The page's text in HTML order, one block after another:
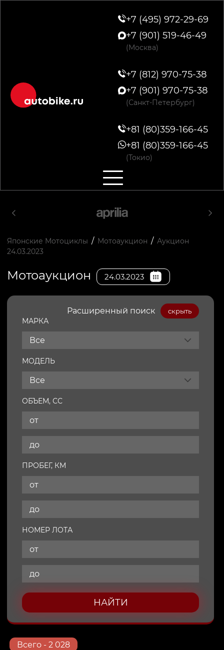
+7 (495) 972-29-69
+7 (901) 519-46-49
(Москва)
+7 (812) 970-75-38
+7 (901) 970-75-38
(Санкт-Петербург)
+81 (80)359-166-45
+81 (80)359-166-45
(Токио)
Японские Мотоциклы / Мотоаукцион / Аукцион
24.03.2023
Мотоаукцион 24.03.2023
Расширенный поиск скрыть
МАРКА
Все
МОДЕЛЬ
Все
ОБЪЕМ, СС
ПРОБЕГ, КМ
НОМЕР ЛОТА
НАЙТИ
Всего - 2 028